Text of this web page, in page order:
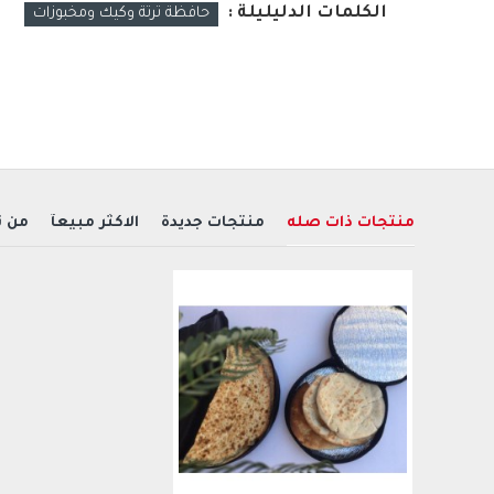
الكلمات الدليليلة : حافظة ترتة وكيك ومخبوزات
منتجات ذات صله منتجات جديدة الاكثر مبيعآ من